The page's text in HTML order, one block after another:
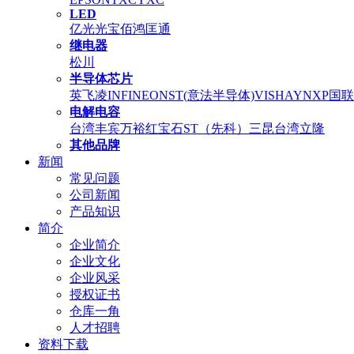
LED
亿光光宝佰鸿匡通
继电器
松川
半导体芯片
英飞凌INFINEONST(意法半导体)VISHAYNXP国
电解电容
台湾丰宾万裕红宝石ST（先科） 三昆台湾立隆
其他品牌
新闻
常见问题
公司新闻
产品知识
简介
企业简介
企业文化
企业风采
授权证书
仓库一角
人才招聘
资料下载